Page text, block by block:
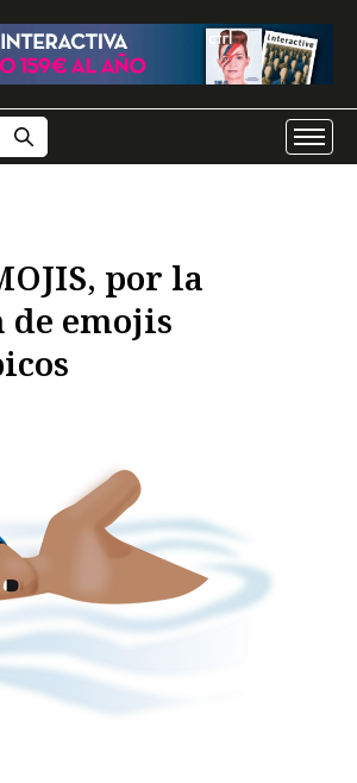
por la
emojis